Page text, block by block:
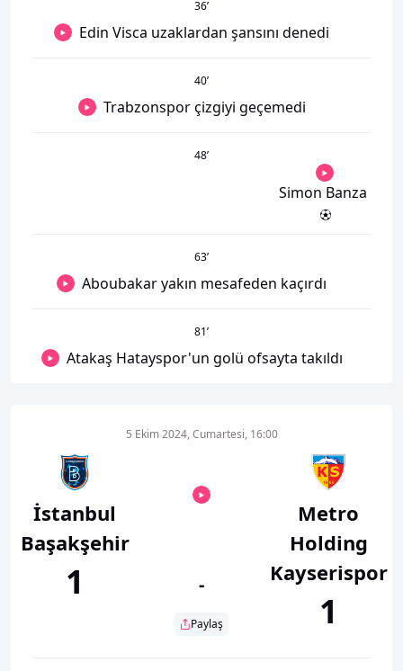
36’
Edin Visca uzaklardan şansını denedi
40’
Trabzonspor çizgiyi geçemedi
48’
Simon Banza
63’
Aboubakar yakın mesafeden kaçırdı
81’
Atakaş Hatayspor'un golü ofsayta takıldı
İstanbul
Başakşehir
1
5 Ekim 2024, Cumartesi, 16:00
-
Paylaş
Metro
Holding
Kayserispor
1